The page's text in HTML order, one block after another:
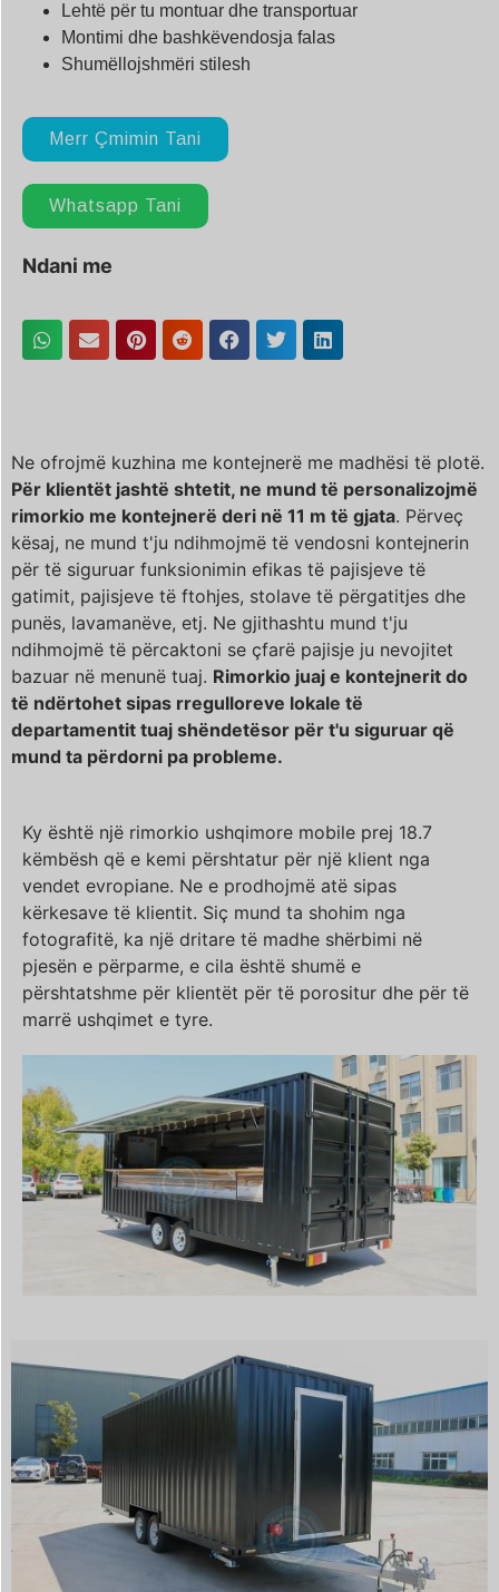
Lehtë për tu montuar dhe transportuar
Montimi dhe bashkëvendosja falas
Shumëllojshmëri stilesh
Merr Çmimin Tani
Whatsapp Tani
Ndani me
Ne ofrojmë kuzhina me kontejnerë me madhësi të plotë.
Për klientët jashtë shtetit, ne mund të personalizojmë
rimorkio me kontejnerë deri në 11 m të gjata. Përveç
kësaj, ne mund t'ju ndihmojmë të vendosni kontejnerin
për të siguruar funksionimin efikas të pajisjeve të
gatimit, pajisjeve të ftohjes, stolave ​​të përgatitjes dhe
punës, lavamanëve, etj. Ne gjithashtu mund t'ju
ndihmojmë të përcaktoni se çfarë pajisje ju nevojitet
bazuar në menunë tuaj. Rimorkio juaj e kontejnerit do
të ndërtohet sipas rregulloreve lokale të
departamentit tuaj shëndetësor për t'u siguruar që
mund ta përdorni pa probleme.
Ky është një rimorkio ushqimore mobile prej 18.7
këmbësh që e kemi përshtatur për një klient nga
vendet evropiane. Ne e prodhojmë atë sipas
kërkesave të klientit. Siç mund ta shohim nga
fotografitë, ka një dritare të madhe shërbimi në
pjesën e përparme, e cila është shumë e
përshtatshme për klientët për të porositur dhe për të
marrë ushqimet e tyre.